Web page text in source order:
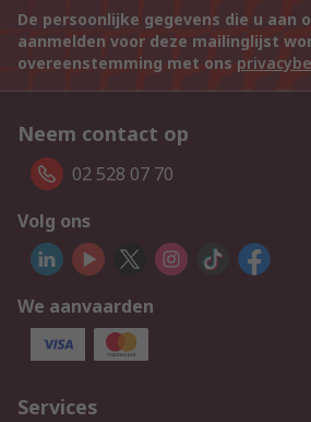
De persoonlijke gegevens die u aan
aanmelden voor deze mailinglijst
overeenstemming met ons
Neem contact op
02 528 07 70
Volg ons
We aanvaarden
Services